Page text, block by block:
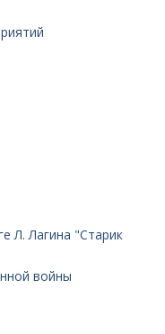
Л. Лагина "Старик
войны